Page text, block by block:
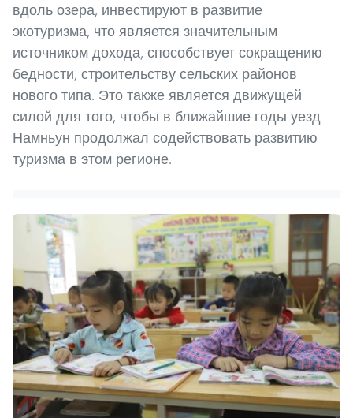
вдоль озера, инвестируют в развитие
экотуризма, что является значительным
источником дохода, способствует сокращению
бедности, строительству сельских районов
нового типа. Это также является движущей
силой для того, чтобы в ближайшие годы уезд
Намньун продолжал содействовать развитию
туризма в этом регионе.